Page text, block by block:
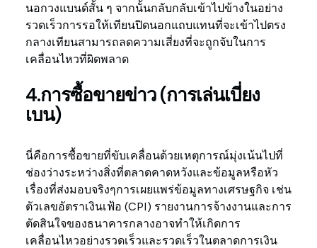
นอกวงแบนด์สั้น ๆ จากนั้นกลับกลับเข้าไปข้างในอย่าง
รวดเร็วการรอให้เทียนปิดนอกแถบแทนที่จะเข้าไปตรง
กลางเทียนสามารถลดความเสี่ยงที่จะถูกจับในการ
เคลื่อนไหวที่ผิดพลาด
4.การซื้อขายข่าว (การเล่นเบี่ยง
เบน)
นี่คือการซื้อขายที่ขับเคลื่อนด้วยเหตุการณ์มุ่งเน้นไปที่
ช่องว่างระหว่างสิ่งที่ตลาดคาดหวังและข้อมูลหรือหัว
เรื่องที่ส่งมอบจริงๆการเผยแพร่ข้อมูลทางเศรษฐกิจ เช่น
ตัวเลขอัตราเงินเฟ้อ (CPI) รายงานการจ้างงานและการ
ตัดสินใจของธนาคารกลางอาจทำให้เกิดการ
เคลื่อนไหวอย่างรวดเร็วและรวดเร็วในตลาดการเงิน